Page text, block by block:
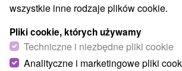
WSZYSTKO TOP - BESTSELLERY
wszystkie inne rodzaje plików cookie.
Pliki cookie, których używamy
Techniczne i niezbędne pliki cookie
Analityczne i marketingowe pliki